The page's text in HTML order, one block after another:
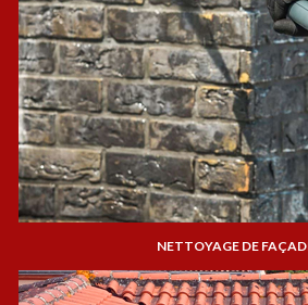
NETTOYAGE DE